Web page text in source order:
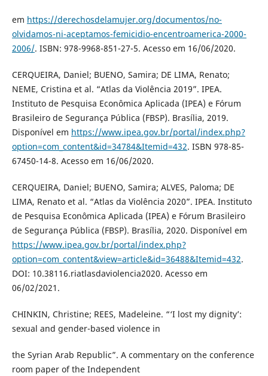
em https://derechosdelamujer.org/documentos/no-
olvidamos-ni-aceptamos-femicidio-encentroamerica-2000-
2006/. ISBN: 978-9968-851-27-5. Acesso em 16/06/2020.
CERQUEIRA, Daniel; BUENO, Samira; DE LIMA, Renato;
NEME, Cristina et al. “Atlas da Violência 2019”. IPEA.
Instituto de Pesquisa Econômica Aplicada (IPEA) e Fórum
Brasileiro de Segurança Pública (FBSP). Brasília, 2019.
Disponível em https://www.ipea.gov.br/portal/index.php?
option=com_content&id=34784&Itemid=432. ISBN 978-85-
67450-14-8. Acesso em 16/06/2020.
CERQUEIRA, Daniel; BUENO, Samira; ALVES, Paloma; DE
LIMA, Renato et al. “Atlas da Violência 2020”. IPEA. Instituto
de Pesquisa Econômica Aplicada (IPEA) e Fórum Brasileiro
de Segurança Pública (FBSP). Brasília, 2020. Disponível em
https://www.ipea.gov.br/portal/index.php?
option=com_content&view=article&id=36488&Itemid=432.
DOI: 10.38116.riatlasdaviolencia2020. Acesso em
06/02/2021.
CHINKIN, Christine; REES, Madeleine. “‘I lost my dignity’:
sexual and gender-based violence in
the Syrian Arab Republic”. A commentary on the conference
room paper of the Independent